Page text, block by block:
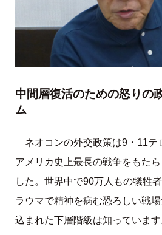
中間層復活のための怒りの
ム
ネオコンの外交政策は9・11テ
アメリカ史上最長の戦争をもた
した。世界中で90万人もの犠牲
ラウマで精神を病む恐ろしい戦
込まれた下層階級は知っていま